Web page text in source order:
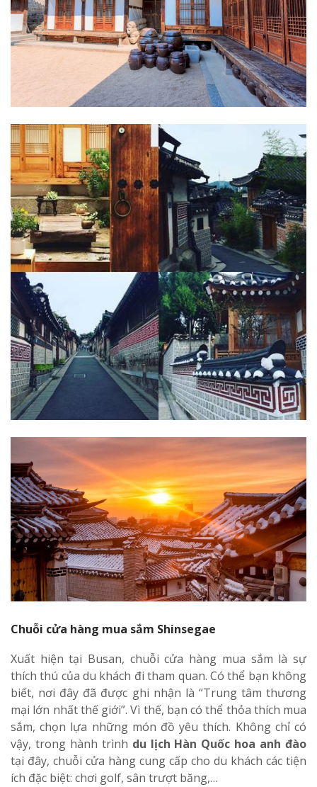
Chuỗi cửa hàng mua sắm Shinsegae
Xuất hiện tại Busan, chuỗi cửa hàng mua sắm là sự
thích thú của du khách đi tham quan. Có thể bạn không
biết, nơi đây đã được ghi nhận là “Trung tâm thương
mại lớn nhất thế giới”. Vì thế, bạn có thể thỏa thích mua
sắm, chọn lựa những món đồ yêu thích. Không chỉ có
vậy, trong hành trình du lịch Hàn Quốc hoa anh đào
tại đây, chuỗi cửa hàng cung cấp cho du khách các tiện
ích đặc biệt: chơi golf, sân trượt băng,…